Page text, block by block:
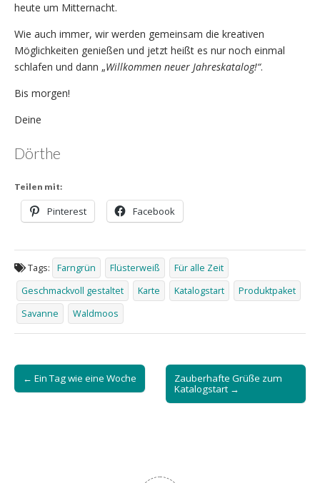
heute um Mitternacht.
Wie auch immer, wir werden gemeinsam die kreativen
Möglichkeiten genießen und jetzt heißt es nur noch einmal
schlafen und dann „Willkommen neuer Jahreskatalog!“.
Bis morgen!
Deine
Dörthe
Teilen mit:
Pinterest Facebook
Tags: Farngrün Flüsterweiß
Für alle Zeit
Geschmackvoll gestaltet
Karte Katalogstart
Produktpaket
Savanne
Waldmoos
Post
navigation
← Ein Tag wie eine Woche
Zauberhafte Grüße zum
Katalogstart →